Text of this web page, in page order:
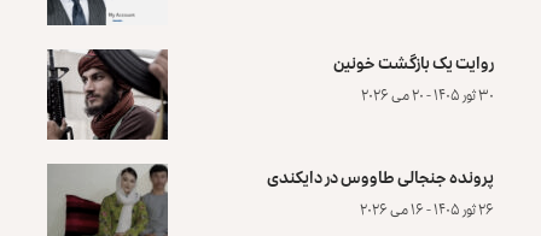
روایت یک بازگشت خونین
۳۰ ثور ۱۴۰۵ - ۲۰ می ۲۰۲۶
پرونده‌ جنجالی طاووس در دایکندی
۲۶ ثور ۱۴۰۵ - ۱۶ می ۲۰۲۶